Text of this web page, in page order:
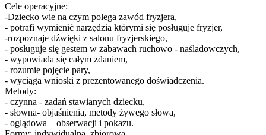
Cele operacyjne:
-Dziecko wie na czym polega zawód fryzjera,
- potrafi wymienić narzędzia którymi się posługuje fryzjer,
-rozpoznaje dźwięki z salonu fryzjerskiego,
- posługuje się gestem w zabawach ruchowo - naśladowczych,
- wypowiada się całym zdaniem,
- rozumie pojęcie pary,
- wyciąga wnioski z prezentowanego doświadczenia.
Metody:
- czynna - zadań stawianych dziecku,
- słowna- objaśnienia, metody żywego słowa,
- oglądowa – obserwacji i pokazu.